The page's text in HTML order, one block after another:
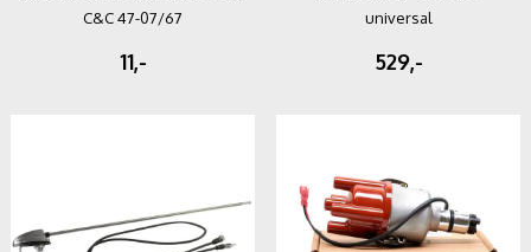
C&C 47-07/67
11,-
universal
529,-